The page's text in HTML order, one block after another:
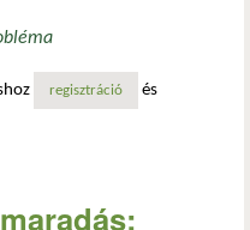
okozott a cloudflare hibás
regisztráció és